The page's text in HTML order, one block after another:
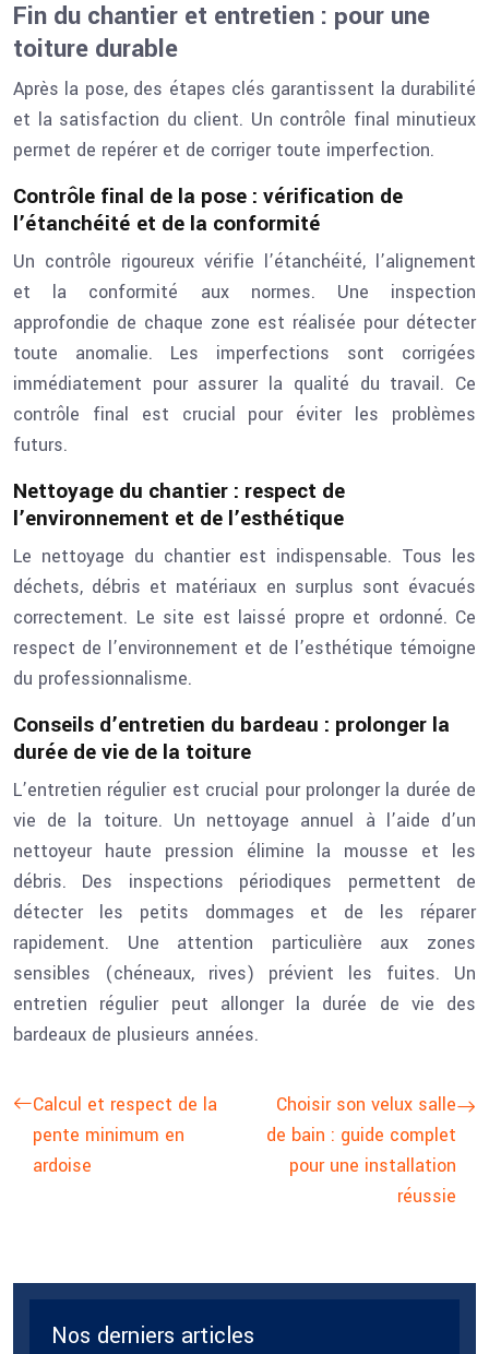
Fin du chantier et entretien : pour une
toiture durable
Après la pose, des étapes clés garantissent la durabilité
et la satisfaction du client. Un contrôle final minutieux
permet de repérer et de corriger toute imperfection.
Contrôle final de la pose : vérification de
l’étanchéité et de la conformité
Un contrôle rigoureux vérifie l’étanchéité, l’alignement
et la conformité aux normes. Une inspection
approfondie de chaque zone est réalisée pour détecter
toute anomalie. Les imperfections sont corrigées
immédiatement pour assurer la qualité du travail. Ce
contrôle final est crucial pour éviter les problèmes
futurs.
Nettoyage du chantier : respect de
l’environnement et de l’esthétique
Le nettoyage du chantier est indispensable. Tous les
déchets, débris et matériaux en surplus sont évacués
correctement. Le site est laissé propre et ordonné. Ce
respect de l’environnement et de l’esthétique témoigne
du professionnalisme.
Conseils d’entretien du bardeau : prolonger la
durée de vie de la toiture
L’entretien régulier est crucial pour prolonger la durée de
vie de la toiture. Un nettoyage annuel à l’aide d’un
nettoyeur haute pression élimine la mousse et les
débris. Des inspections périodiques permettent de
détecter les petits dommages et de les réparer
rapidement. Une attention particulière aux zones
sensibles (chéneaux, rives) prévient les fuites. Un
entretien régulier peut allonger la durée de vie des
bardeaux de plusieurs années.
Calcul et respect de la
pente minimum en
ardoise
Choisir son velux salle
de bain : guide complet
pour une installation
réussie
Nos derniers articles